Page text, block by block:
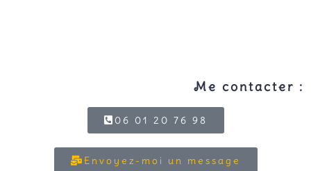
Me contacter :
06 01 20 76 98
Envoyez-moi un message